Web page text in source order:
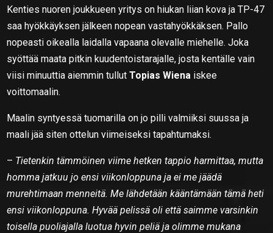
Kenties nuoren joukkueen yritys on hiukan liian kova ja TP-47
saa hyökkäyksen jälkeen nopean vastahyökkäksen. Pallo
nopeasti oikealla laidalla vapaana olevalle miehelle. Joka
syöttää maata pitkin kuudentoistarajalle, josta kentälle vain
viisi minuuttia aiemmin tullutTopias Wiena iskee
voittomaalin.
Maalin syntyessä tuomarilla on jo pilli valmiiksi suussa ja
maali jää siten ottelun viimeiseksi tapahtumaksi.
– Tietenkin tämmöinen viime hetken tappio harmittaa, mutta
homma jatkuu jo ensi viikonloppuna ja ei me jäädä
murehtimaan menneitä. Me lähdetään kääntämään tämä heti
ensi viikonloppuna. Hyvää pelissä oli että saimme varsinkin
toisella puoliajalla luotua hyvin peliä ja olimme mukana